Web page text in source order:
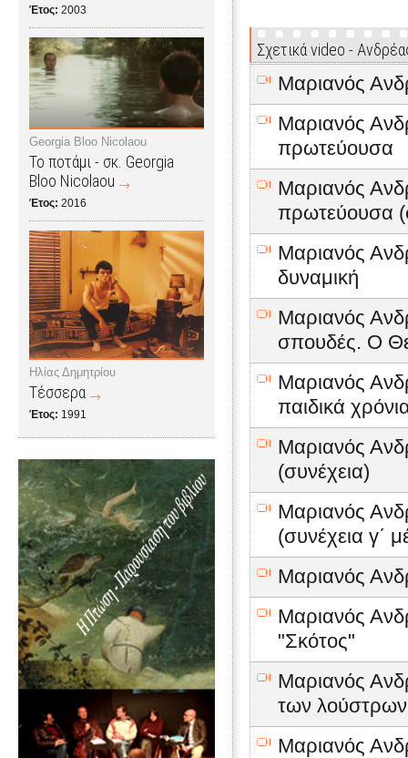
Έτος: 2003
Georgia Bloo Nicolaou
Το ποτάμι - σκ. Georgia
Bloo Nicolaou
Έτος: 2016
Ηλίας Δημητρίου
Τέσσερα
Έτος: 1991
Σχετικά video -
Μαριανός
Μαριανός
πρωτεύουσα
Μαριανός
πρωτεύουσα
Μαριανός
δυναμική
Μαριανός
σπουδές. Ο
Μαριανός
παιδικά
Μαριανός
(συνέχεια)
Μαριανός
(συνέχεια γ΄
Μαριανός
Μαριανός
"Σκότος"
Μαριανός
των
Μαριανός